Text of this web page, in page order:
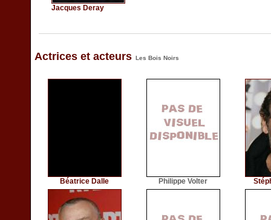
Jacques Deray
Actrices et acteurs Les Bois Noirs
Béatrice Dalle Philippe Volter